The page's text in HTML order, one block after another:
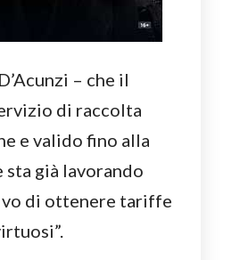
– che il
di raccolta
e valido fino alla
sta già lavorando
di ottenere tariffe